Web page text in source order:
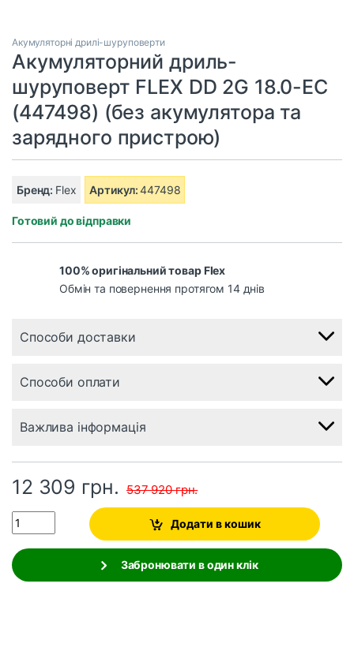
Акумуляторні дрилі-шуруповерти
Акумуляторний дриль-
шуруповерт FLEX DD 2G 18.0-EC
(447498) (без акумулятора та
зарядного пристрою)
Бренд: Flex Артикул:447498
Готовий до відправки
100% оригінальний товар Flex
Обмін та повернення протягом 14 днів
Способи доставки
Способи оплати
Важлива інформація
12 309 грн. 537 920грн.
Quantity
Додати в кошик
Забронювати в один клік